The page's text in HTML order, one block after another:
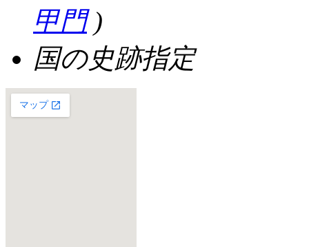
甲門)
国の史跡指定